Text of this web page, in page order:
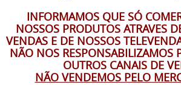
INFORMAMOS QUE SÓ
NOSSOS PRODUTOS ATRAVES
VENDAS E DE NOSSOS
NÃO NOS RESPONSABILIZAMOS
OUTROS CANAIS DE
NÃO VENDEMOS PELO